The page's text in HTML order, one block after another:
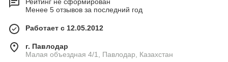
Рейтинг не сформирован
Менее 5 отзывов за последний год
Работает с 12.05.2012
г. Павлодар
Малая объездная 4/1, Павлодар, Казахстан